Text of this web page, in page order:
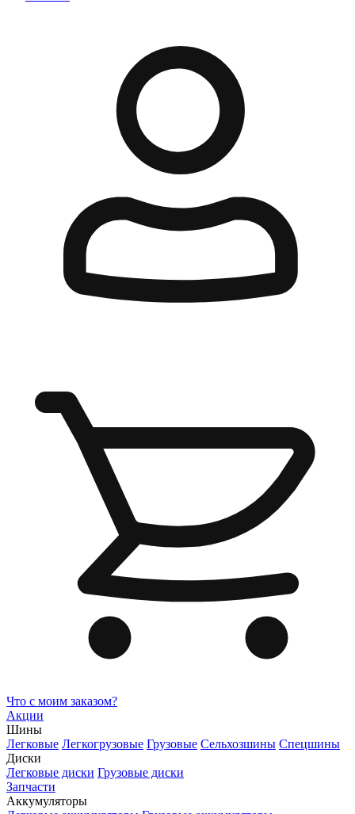
Что с моим заказом?
Акции
Шины
Легковые Легкогрузовые Грузовые Сельхозшины Спецшины
Диски
Легковые диски Грузовые диски
Запчасти
Аккумуляторы